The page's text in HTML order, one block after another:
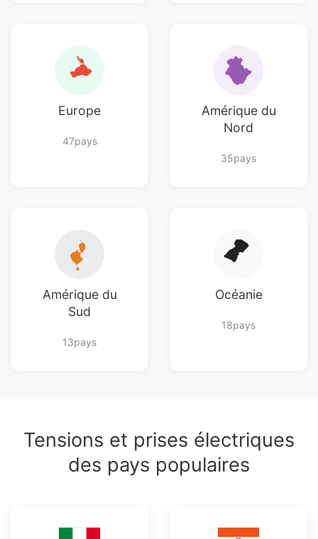
Europe
47pays
Amérique du
Nord
35pays
Amérique du
Sud
13pays
Océanie
18pays
Tensions et prises électriques
des pays populaires